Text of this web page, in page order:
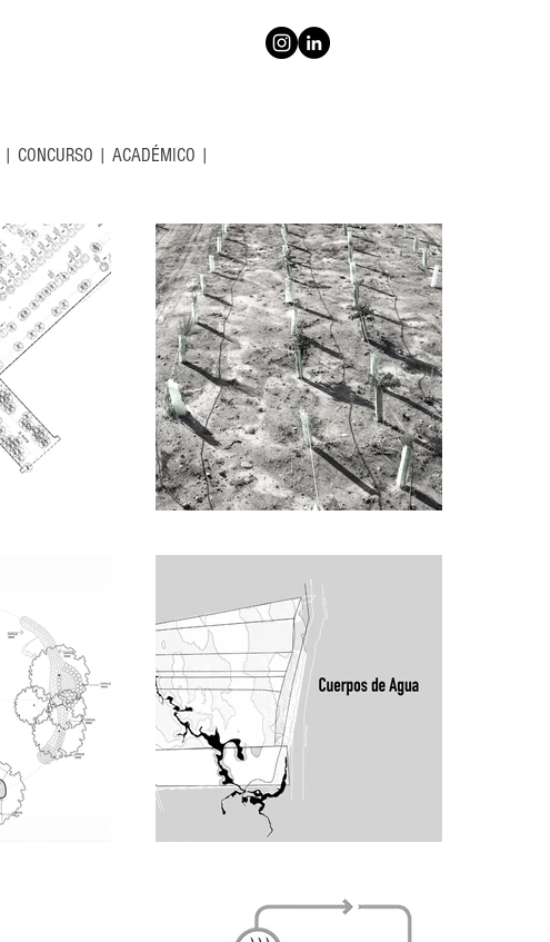
| CONCURSO | ACADÉMICO |